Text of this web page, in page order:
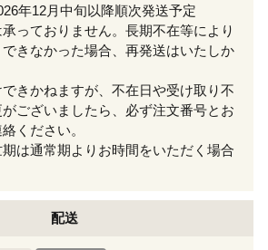
年12月中旬以降順次発送予定
っておりません。長期不在等により
きなかった場合、再発送はいたしか
きかねますが、不在日や受け取り不
ございましたら、必ず注文番号とお
ください。
は通常期よりお時間をいただく場合
配送